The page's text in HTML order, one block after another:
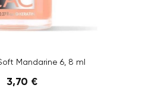
Mandarine 6, 8 ml
3,70 €